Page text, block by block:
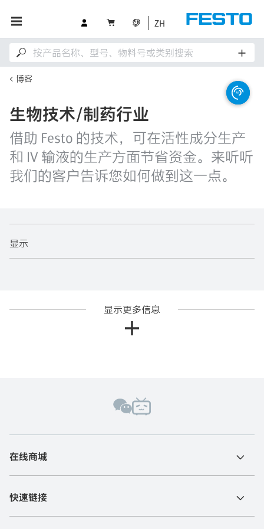
ZH
博客
生物技术/制药行业
借助 Festo 的技术，可在活性成分生产
和 IV 输液的生产方面节省资金。来听听
我们的客户告诉您如何做到这一点。
显示
显示更多信息
在线商城
快速链接